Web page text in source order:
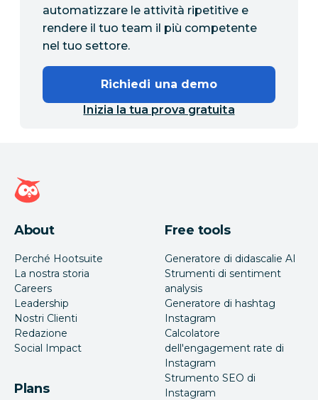
automatizzare le attività ripetitive e
rendere il tuo team il più competente
nel tuo settore.
Richiedi una demo
Inizia la tua prova gratuita
Home page di Hootsuite
About
Perché Hootsuite
La nostra storia
Careers
Leadership
Nostri Clienti
Redazione
Social Impact
Plans
Free tools
Generatore di didascalie AI
Strumenti di sentiment
analysis
Generatore di hashtag
Instagram
Calcolatore
dell'engagement rate di
Instagram
Strumento SEO di
Instagram